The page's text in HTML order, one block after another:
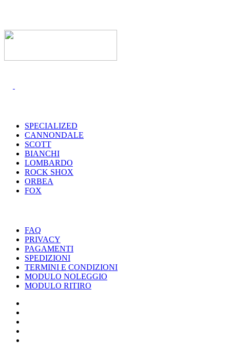
SPECIALIZED
CANNONDALE
SCOTT
BIANCHI
LOMBARDO
ROCK SHOX
ORBEA
FOX
FAQ
PRIVACY
PAGAMENTI
SPEDIZIONI
TERMINI E CONDIZIONI
MODULO NOLEGGIO
MODULO RITIRO